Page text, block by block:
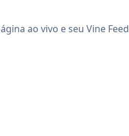
ao vivo e seu Vine Feed